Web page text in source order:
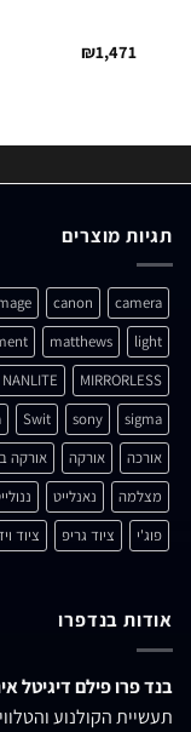
₪1,471
תגיות מוצרים
camera
canon
light
matthews
MIRRORLESS
NANLITE
sigma
sony
Swit
אורכה
אורקה אורקה
מצלמה
נאנלייט
פוג'י
ציוד גריפ ציוד
אודות בנדפרו
בנד פרו פילם דיגיטל
תעשיית הקולנוע